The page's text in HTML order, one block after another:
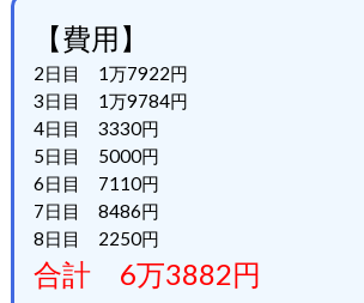
【費用】
2日目 1万7922円
3日目 1万9784円
4日目 3330円
5日目 5000円
6日目 7110円
7日目 8486円
8日目 2250円
合計 6万3882円